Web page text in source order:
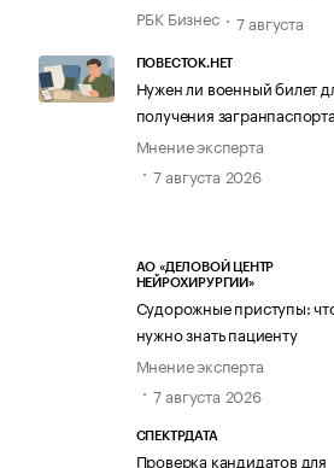
РБК Бизнес
7 августа
ПОВЕСТОК.НЕТ
Нужен ли военный билет
получения загранпаспорта
Мнение эксперта
7 августа 2026
АО «ДЕЛОВОЙ ЦЕНТР
НЕЙРОХИРУРГИИ»
Судорожные приступы:
нужно знать пациенту
Мнение эксперта
7 августа 2026
СПЕКТРДАТА
Проверка кандидатов для